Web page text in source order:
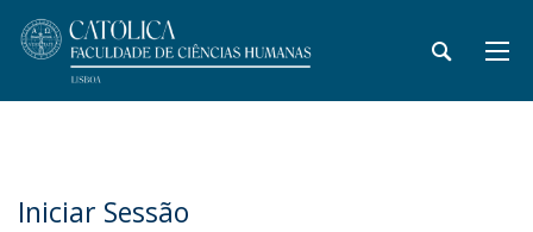
Iniciar Sessão